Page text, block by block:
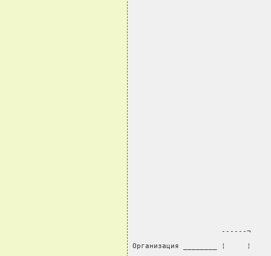
                     ------¬
Организация ________ ¦     ¦